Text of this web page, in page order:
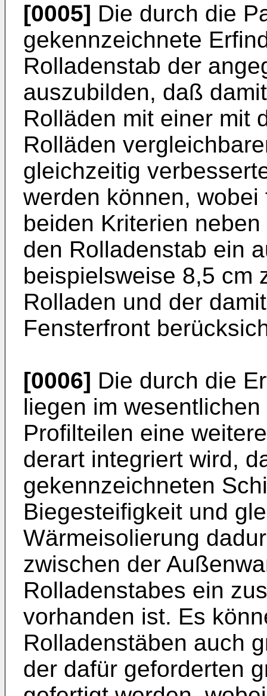
[0005] Die durch die
gekennzeichnete
Rolladenstab der
auszubilden, daß
Rolläden mit einer mit
Rolläden
gleichzeitig
werden können,
beiden Kriterien
den Rolladenstab ein
beispielsweise 8,5 cm
Rolladen und der
Fensterfront
[0006] Die durch die
liegen im
Profilteilen eine
derart integriert wird,
gekennzeichneten
Biegesteifigkeit und
Wärmeisolierung
zwischen der
Rolladenstabes ein
vorhanden ist. Es
Rolladenstäben auch
der dafür geforderten